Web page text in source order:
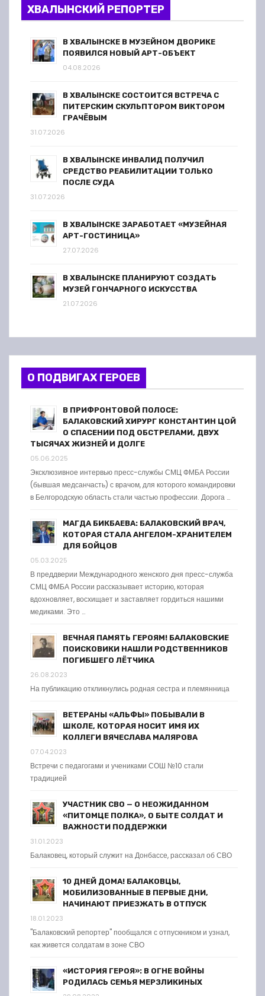
ХВАЛЫНСКИЙ РЕПОРТЕР
В ХВАЛЫНСКЕ В МУЗЕЙНОМ ДВОРИКЕ
ПОЯВИЛСЯ НОВЫЙ АРТ-ОБЪЕКТ
04.08.2026
В ХВАЛЫНСКЕ СОСТОИТСЯ ВСТРЕЧА С
ПИТЕРСКИМ СКУЛЬПТОРОМ ВИКТОРОМ
ГРАЧЁВЫМ
31.07.2026
В ХВАЛЫНСКЕ ИНВАЛИД ПОЛУЧИЛ
СРЕДСТВО РЕАБИЛИТАЦИИ ТОЛЬКО
ПОСЛЕ СУДА
31.07.2026
В ХВАЛЫНСКЕ ЗАРАБОТАЕТ «МУЗЕЙНАЯ
АРТ-ГОСТИНИЦА»
27.07.2026
В ХВАЛЫНСКЕ ПЛАНИРУЮТ СОЗДАТЬ
МУЗЕЙ ГОНЧАРНОГО ИСКУССТВА
21.07.2026
О ПОДВИГАХ ГЕРОЕВ
В ПРИФРОНТОВОЙ ПОЛОСЕ:
БАЛАКОВСКИЙ ХИРУРГ КОНСТАНТИН ЦОЙ
О СПАСЕНИИ ПОД ОБСТРЕЛАМИ, ДВУХ
ТЫСЯЧАХ ЖИЗНЕЙ И ДОЛГЕ
05.06.2025
Эксклюзивное интервью пресс-службы СМЦ ФМБА России
(бывшая медсанчасть) с врачом, для которого командировки
в Белгородскую область стали частью профессии. Дорога …
МАГДА БИКБАЕВА: БАЛАКОВСКИЙ ВРАЧ,
КОТОРАЯ СТАЛА АНГЕЛОМ-ХРАНИТЕЛЕМ
ДЛЯ БОЙЦОВ
05.03.2025
В преддверии Международного женского дня пресс-служба
СМЦ ФМБА России рассказывает историю, которая
вдохновляет, восхищает и заставляет гордиться нашими
медиками. Это …
ВЕЧНАЯ ПАМЯТЬ ГЕРОЯМ! БАЛАКОВСКИЕ
ПОИСКОВИКИ НАШЛИ РОДСТВЕННИКОВ
ПОГИБШЕГО ЛЁТЧИКА
26.08.2023
На публикацию откликнулись родная сестра и племянница
ВЕТЕРАНЫ «АЛЬФЫ» ПОБЫВАЛИ В
ШКОЛЕ, КОТОРАЯ НОСИТ ИМЯ ИХ
КОЛЛЕГИ ВЯЧЕСЛАВА МАЛЯРОВА
07.04.2023
Встречи с педагогами и учениками СОШ №10 стали
традицией
УЧАСТНИК СВО — О НЕОЖИДАННОМ
«ПИТОМЦЕ ПОЛКА», О БЫТЕ СОЛДАТ И
ВАЖНОСТИ ПОДДЕРЖКИ
31.01.2023
Балаковец, который служит на Донбассе, рассказал об СВО
10 ДНЕЙ ДОМА! БАЛАКОВЦЫ,
МОБИЛИЗОВАННЫЕ В ПЕРВЫЕ ДНИ,
НАЧИНАЮТ ПРИЕЗЖАТЬ В ОТПУСК
18.01.2023
"Балаковский репортер" пообщался с отпускником и узнал,
как живется солдатам в зоне СВО
«ИСТОРИЯ ГЕРОЯ»: В ОГНЕ ВОЙНЫ
РОДИЛАСЬ СЕМЬЯ МЕРЗЛИКИНЫХ